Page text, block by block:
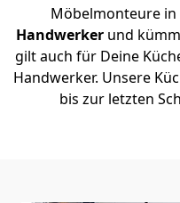
Möbelmonteure in
Handwerker und
gilt auch für Deine
Handwerker. Unsere
bis zur letzten